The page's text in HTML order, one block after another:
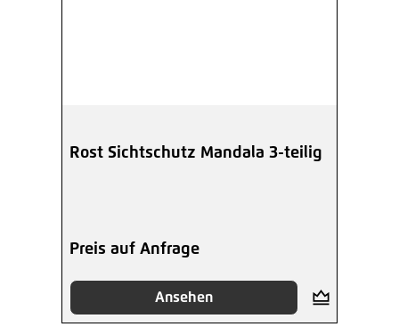
Rost Sichtschutz Mandala 3-teilig
Preis auf Anfrage
Ansehen